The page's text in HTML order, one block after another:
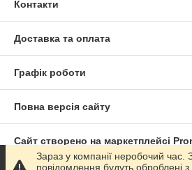
Контакти
Доставка та оплата
Графік роботи
Повна версія сайту
Сайт створено на маркетплейсі
Зараз у компанії неробочий час.
повідомлення будуть оброблені